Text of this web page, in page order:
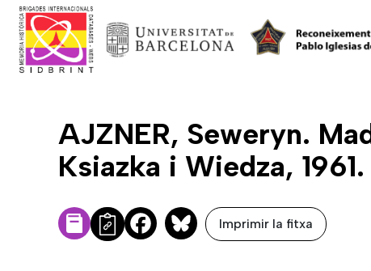
AJZNER, Seweryn.
Ksiazka i Wiedza,
FacebookBluesky
Imprimir la fitxa